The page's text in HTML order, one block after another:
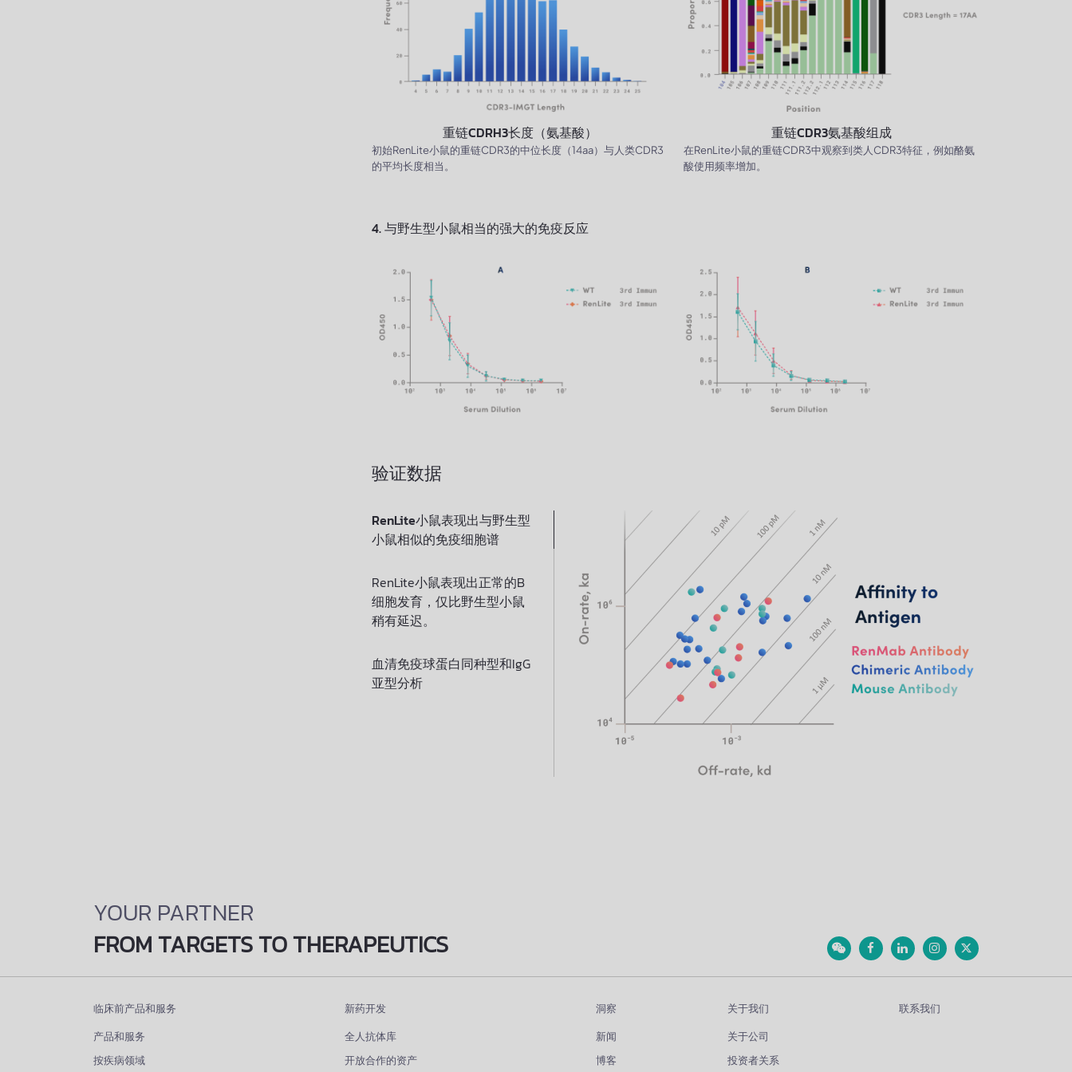
重链CDRH3长度（氨基酸）
初始RenLite小鼠的重链CDR3的中位长度（14aa）与人类CDR3
的平均长度相当。
重链CDR3氨基酸组成
在RenLite小鼠的重链CDR3中观察到类人CDR3特征，例如酪氨
酸使用频率增加。
4. 与野生型小鼠相当的强大的免疫反应
验证数据
RenLite小鼠表现出与野生型
小鼠相似的免疫细胞谱​
RenLite小鼠表现出正常的B
细胞发育，仅比野生型小鼠
稍有延迟。
血清免疫球蛋白同种型和IgG
亚型分析​
YOUR PARTNER
FROM TARGETS TO THERAPEUTICS
临床前产品和服务
产品和服务
按疾病领域
新药开发
全人抗体库
开放合作的资产
洞察
新闻
博客
关于我们
关于公司
投资者关系
联系我们